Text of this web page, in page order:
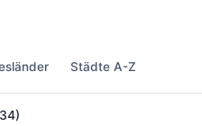
Städte A-Z